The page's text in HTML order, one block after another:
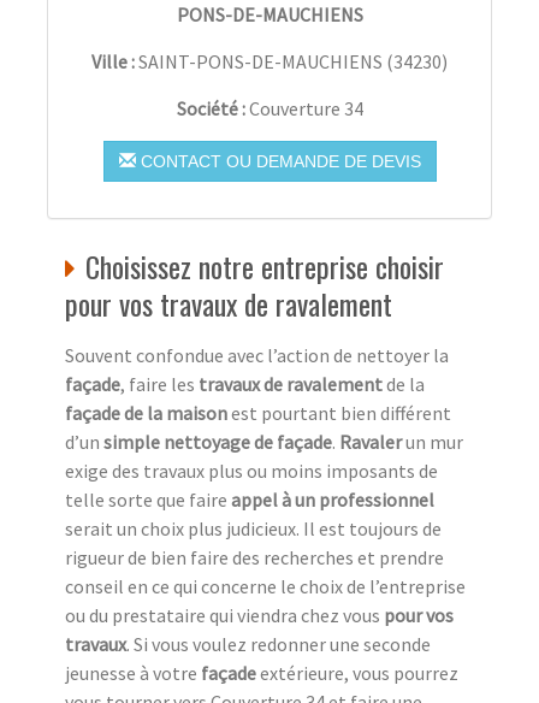
PONS-DE-MAUCHIENS
Ville :SAINT-PONS-DE-MAUCHIENS (34230)
Société :Couverture 34
CONTACT OU DEMANDE DE DEVIS
Choisissez notre entreprise choisir
pour vos travaux de ravalement
Souvent confondue avec l’action de nettoyer la
façade, faire les travaux de ravalementde la
façade de la maisonest pourtant bien différent
d’un simple nettoyage de façade. Ravalerun mur
exige des travaux plus ou moins imposants de
telle sorte que faire appel à un professionnel
serait un choix plus judicieux. Il est toujours de
rigueur de bien faire des recherches et prendre
conseil en ce qui concerne le choix de l’entreprise
ou du prestataire qui viendra chez vous pour vos
travaux. Si vous voulez redonner une seconde
jeunesse à votre façadeextérieure, vous pourrez